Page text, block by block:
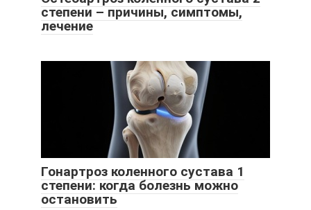
степени – причины, симптомы,
лечение
Гонартроз коленного сустава 1
степени: когда болезнь можно
остановить